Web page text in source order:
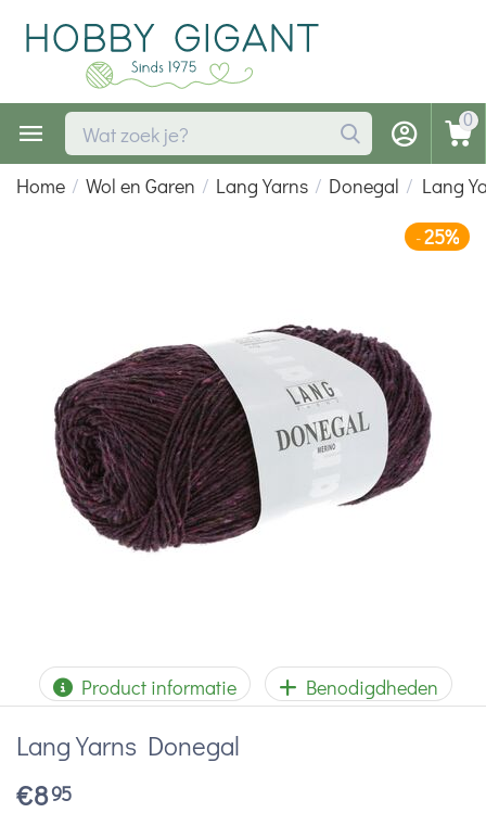
0
Home / Wol en Garen / Lang Yarns / Donegal / Lang
-25%
Product informatie Benodigdheden
Lang Yarns Donegal
€895